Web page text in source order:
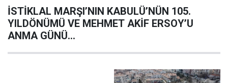
İSTİKLAL MARŞI’NIN KABULÜ’NÜN 105.
YILDÖNÜMÜ VE MEHMET AKİF ERSOY’U
ANMA GÜNÜ...